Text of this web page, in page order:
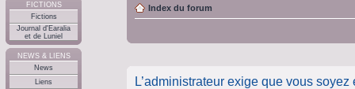
FICTIONS
Fictions
Journal d'Earalia
et de Luniel
NEWS & LIENS
News
Liens
Index du forum
L’administrateur exige que vous